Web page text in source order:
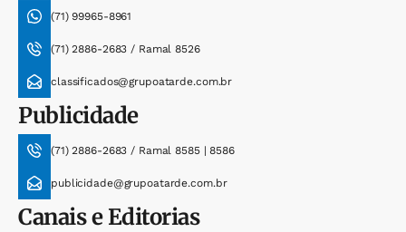
(71) 99965-8961
(71) 2886-2683 / Ramal 8526
classificados@grupoatarde.com.br
Publicidade
(71) 2886-2683 / Ramal 8585 | 8586
publicidade@grupoatarde.com.br
Canais e Editorias